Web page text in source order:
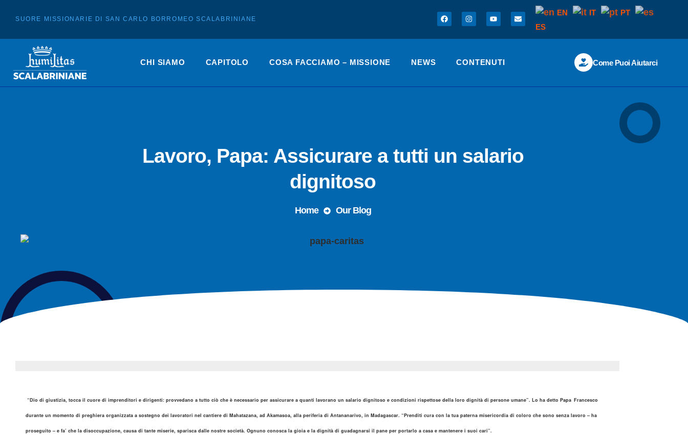
SUORE MISSIONARIE DI SAN CARLO BORROMEO SCALABRINIANE
EN IT
PT
ES
CHI SIAMO CAPITOLO COSA FACCIAMO – MISSIONE NEWS CONTENUTI Come Puoi Aiutarci
Lavoro, Papa: Assicurare a tutti un salario
dignitoso
Home Our Blog
“Dio di giustizia, tocca il cuore di imprenditori e dirigenti: provvedano a tutto ciò che è necessario per assicurare a quanti lavorano un salario dignitoso e condizioni rispettose della loro dignità di persone umane”. Lo ha detto Papa Francesco
durante un momento di preghiera organizzata a sostegno dei lavoratori nel cantiere di Mahatazana, ad Akamasoa, alla periferia di Antananarivo, in Madagascar. “Prenditi cura con la tua paterna misericordia di coloro che sono senza lavoro – ha
proseguito – e fa’ che la disoccupazione, causa di tante miserie, sparisca dalle nostre società. Ognuno conosca la gioia e la dignità di guadagnarsi il pane per portarlo a casa e mantenere i suoi cari”.